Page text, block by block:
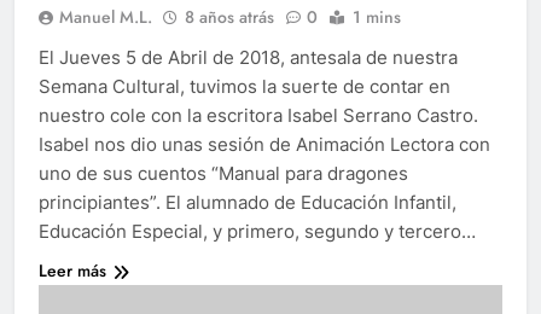
Manuel M.L. 8 años atrás 0 1 mins
El Jueves 5 de Abril de 2018, antesala de nuestra
Semana Cultural, tuvimos la suerte de contar en
nuestro cole con la escritora Isabel Serrano Castro.
Isabel nos dio unas sesión de Animación Lectora con
uno de sus cuentos “Manual para dragones
principiantes”. El alumnado de Educación Infantil,
Educación Especial, y primero, segundo y tercero…
Leer más